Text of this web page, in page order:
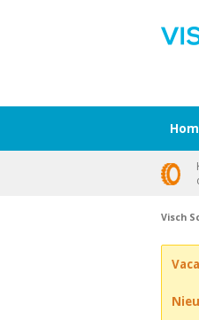
Visch